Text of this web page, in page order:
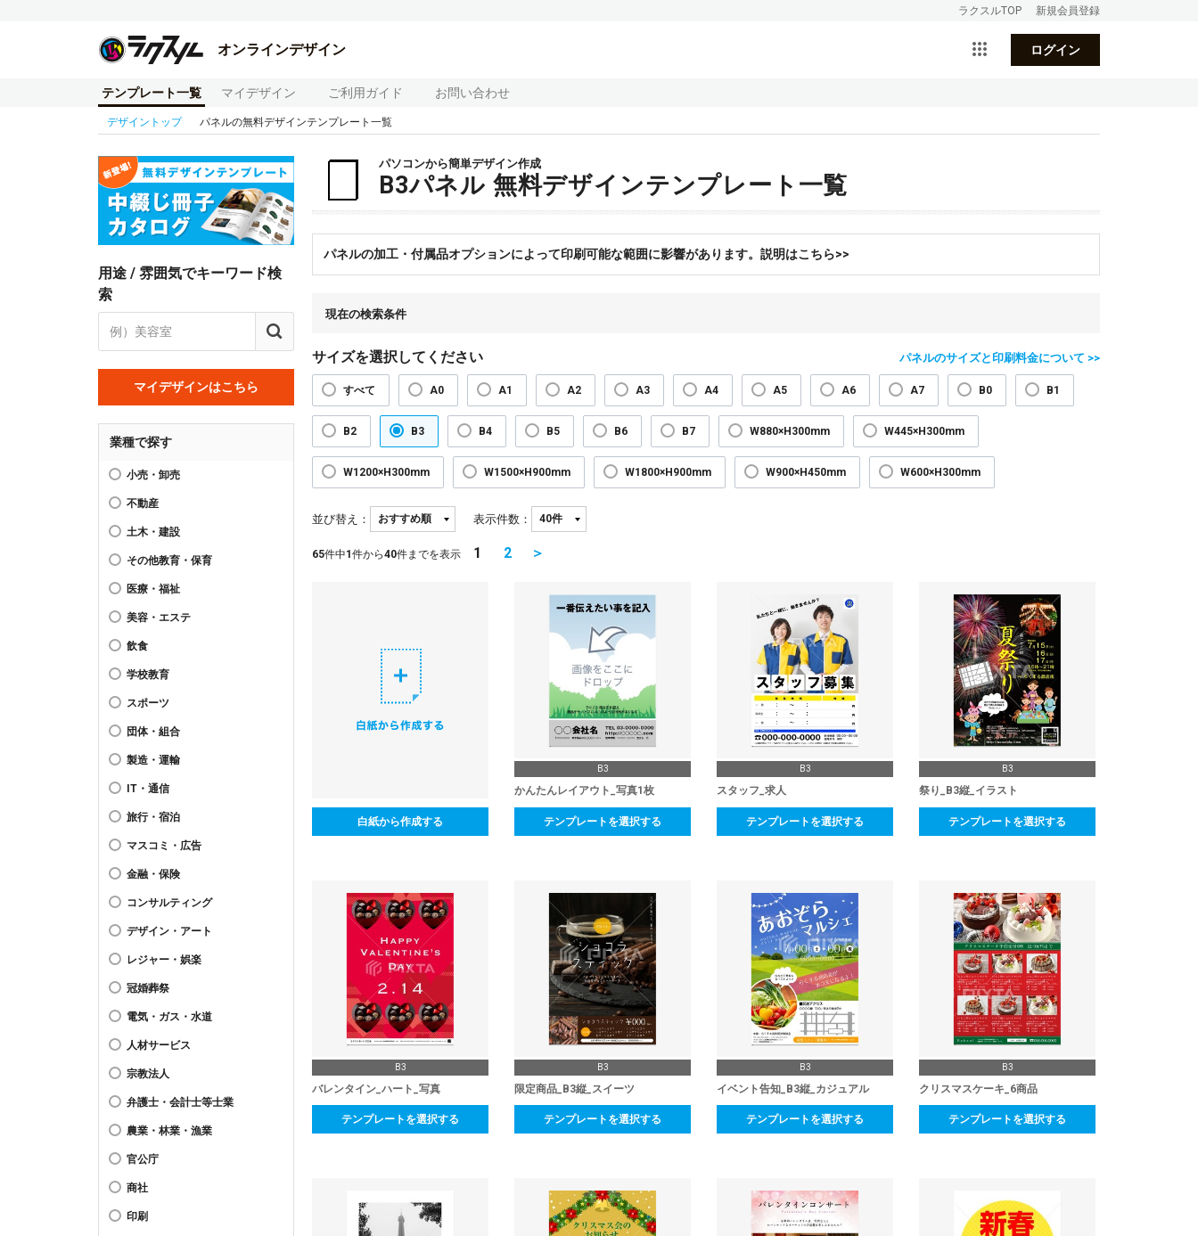
ラクスルTOP 新規会員登録
オンラインデザイン ログイン
テンプレート一覧 マイデザイン ご利用ガイド お問い合わせ
デザイントップ パネルの無料デザインテンプレート一覧
用途 / 雰囲気でキーワード検
索
マイデザインはこちら
業種で探す
小売・卸売
不動産
土木・建設
その他教育・保育
医療・福祉
美容・エステ
飲食
学校教育
スポーツ
団体・組合
製造・運輸
IT・通信
旅行・宿泊
マスコミ・広告
金融・保険
コンサルティング
デザイン・アート
レジャー・娯楽
冠婚葬祭
電気・ガス・水道
人材サービス
宗教法人
弁護士・会計士等士業
農業・林業・漁業
官公庁
商社
印刷
パソコンから簡単デザイン作成
B3パネル 無料デザインテンプレート一覧
パネルの加工・付属品オプションによって印刷可能な範囲に影響があります。説明はこちら>>
現在の検索条件
サイズを選択してください パネルのサイズと印刷料金について >>
すべて A0 A1 A2 A3 A4 A5 A6 A7 B0 B1
B2 B3 B4 B5 B6 B7 W880×H300mm W445×H300mm
W1200×H300mm W1500×H900mm W1800×H900mm W900×H450mm W600×H300mm
並び替え： 表示件数：
65件中1 件から40件までを表示 1 2 ＞
白紙から作成する
B3
かんたんレイアウト_写真1枚
テンプレートを選択する
B3
スタッフ_求人
テンプレートを選択する
B3
祭り_B3縦_イラスト
テンプレートを選択する
B3
バレンタイン_ハート_写真
テンプレートを選択する
B3
限定商品_B3縦_スイーツ
テンプレートを選択する
B3
イベント告知_B3縦_カジュアル
テンプレートを選択する
B3
クリスマスケーキ_6商品
テンプレートを選択する